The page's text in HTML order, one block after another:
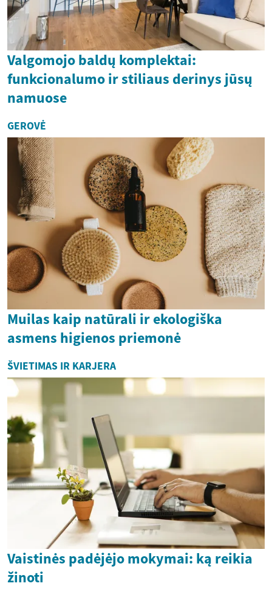
Valgomojo baldų komplektai:
funkcionalumo ir stiliaus derinys jūsų
namuose
GEROVĖ
Muilas kaip natūrali ir ekologiška
asmens higienos priemonė
ŠVIETIMAS IR KARJERA
Vaistinės padėjėjo mokymai: ką reikia
žinoti